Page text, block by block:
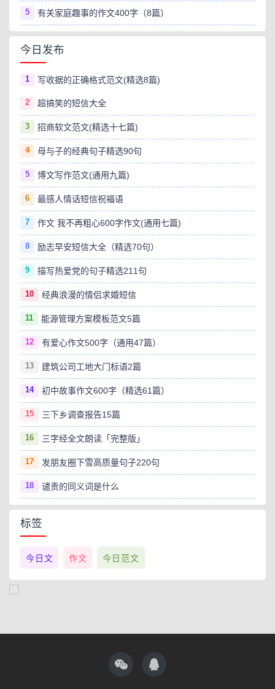
5 有关家庭趣事的作文400字（8篇）
今日发布
1 写收据的正确格式范文(精选8篇)
2 超搞笑的短信大全
3 招商软文范文(精选十七篇)
4 母与子的经典句子精选90句
5 博文写作范文(通用九篇)
6 最感人情话短信祝福语
7 作文 我不再粗心600字作文(通用七篇)
8 励志早安短信大全（精选70句）
9 描写热爱党的句子精选211句
10 经典浪漫的情侣求婚短信
11 能源管理方案模板范文5篇
12 有爱心作文500字（通用47篇）
13 建筑公司工地大门标语2篇
14 初中故事作文600字（精选61篇）
15 三下乡调查报告15篇
16 三字经全文朗读「完整版」
17 发朋友圈下雪高质量句子220句
18 谴责的同义词是什么
标签
今日文 作文 今日范文